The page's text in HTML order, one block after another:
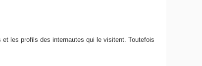
les profils des internautes qui le visitent. Toutefois